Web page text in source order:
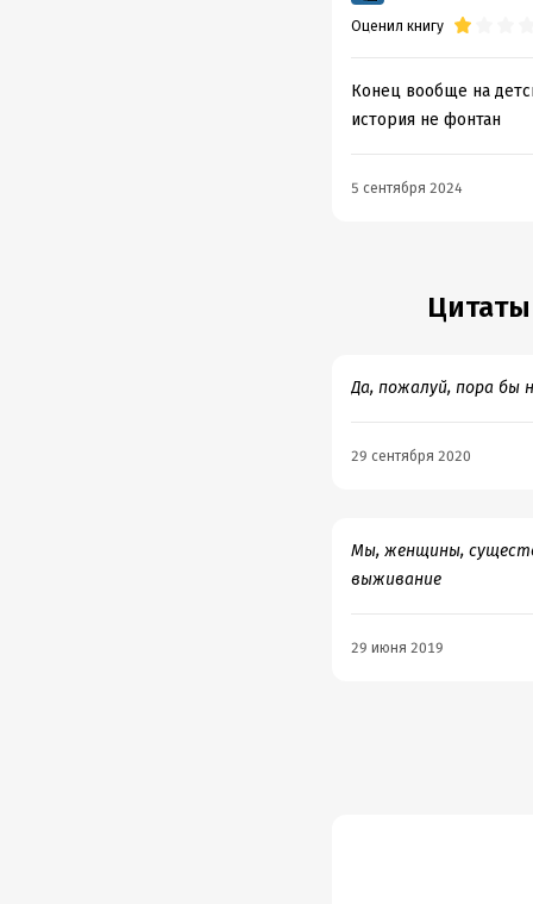
Оценил книгу
Конец вообще на
история не фонтан
5 сентября 2024
Да, пожалуй, пора бы
29 сентября 2020
Мы, женщины,
выживание
29 июня 2019